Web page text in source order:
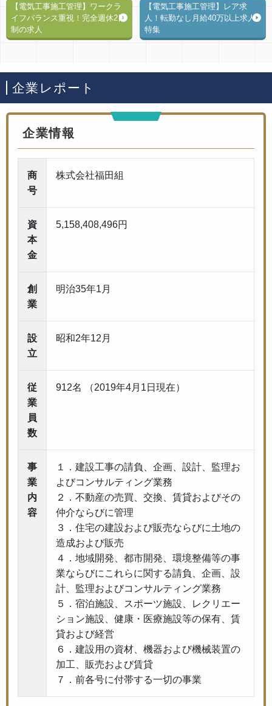
企業レポート
企業情報
商
号
株式会社福田組
資
本
金
5,158,408,496円
創
業
明治35年1月
設
立
昭和2年12月
従
業
員
数
912名 （2019年4月1日現在）
事
業
内
容
１．建設工事の請負、企画、設計、監理お
よびコンサルティング業務
２．不動産の売買、交換、賃貸およびその
仲介ならびに管理
３．住宅の建設および販売ならびに土地の
造成および販売
４．地域開発、都市開発、環境整備等の事
業ならびにこれらに関する請負、企画、設
計、監理およびコンサルティング業務
５．宿泊施設、スポーツ施設、レクリエー
ション施設、健康・医療施設等の保有、賃
貸および経営
６．建設用の資材、機器および機械装置の
加工、販売および賃貸
７．前各号に付帯する一切の事業
【電気工事施工管理】ワークラ
イフバランス重視！完全週休2日
制の求人
【電気工事施工管理】レア求
人！転勤なし月給40万以上求人
特集